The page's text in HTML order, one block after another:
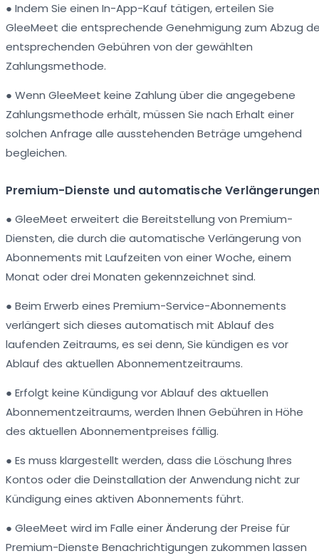
● Indem Sie einen In-App-Kauf tätigen, erteilen Sie
GleeMeet die entsprechende Genehmigung zum Abzug
entsprechenden Gebühren von der gewählten
Zahlungsmethode.
● Wenn GleeMeet keine Zahlung über die angegebene
Zahlungsmethode erhält, müssen Sie nach Erhalt einer
solchen Anfrage alle ausstehenden Beträge umgehend
begleichen.
Premium-Dienste und automatische
● GleeMeet erweitert die Bereitstellung von Premium-
Diensten, die durch die automatische Verlängerung von
Abonnements mit Laufzeiten von einer Woche, einem
Monat oder drei Monaten gekennzeichnet sind.
● Beim Erwerb eines Premium-Service-Abonnements
verlängert sich dieses automatisch mit Ablauf des
laufenden Zeitraums, es sei denn, Sie kündigen es vor
Ablauf des aktuellen Abonnementzeitraums.
● Erfolgt keine Kündigung vor Ablauf des aktuellen
Abonnementzeitraums, werden Ihnen Gebühren in Höhe
des aktuellen Abonnementpreises fällig.
● Es muss klargestellt werden, dass die Löschung Ihres
Kontos oder die Deinstallation der Anwendung nicht zur
Kündigung eines aktiven Abonnements führt.
● GleeMeet wird im Falle einer Änderung der Preise für
Premium-Dienste Benachrichtigungen zukommen lassen